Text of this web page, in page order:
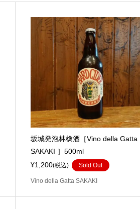
坂城発泡林檎酒［Vino della Gatta
SAKAKI ］500ml
¥1,200(税込) Sold Out
Vino della Gatta SAKAKI